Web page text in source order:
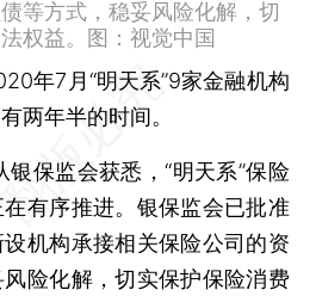
等方式，稳妥风险化解，切
权益。图：视觉中国
年7月“明天系”9家金融机构
两年半的时间。
保监会获悉，“明天系”保险
有序推进。银保监会已批准
机构承接相关保险公司的资
险化解，切实保护保险消费